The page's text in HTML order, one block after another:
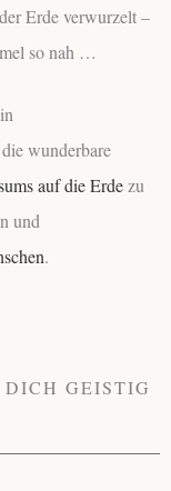
Erde verwurzelt –
so nah …
wunderbare
auf die Erde zu
und
.
GEISTIG